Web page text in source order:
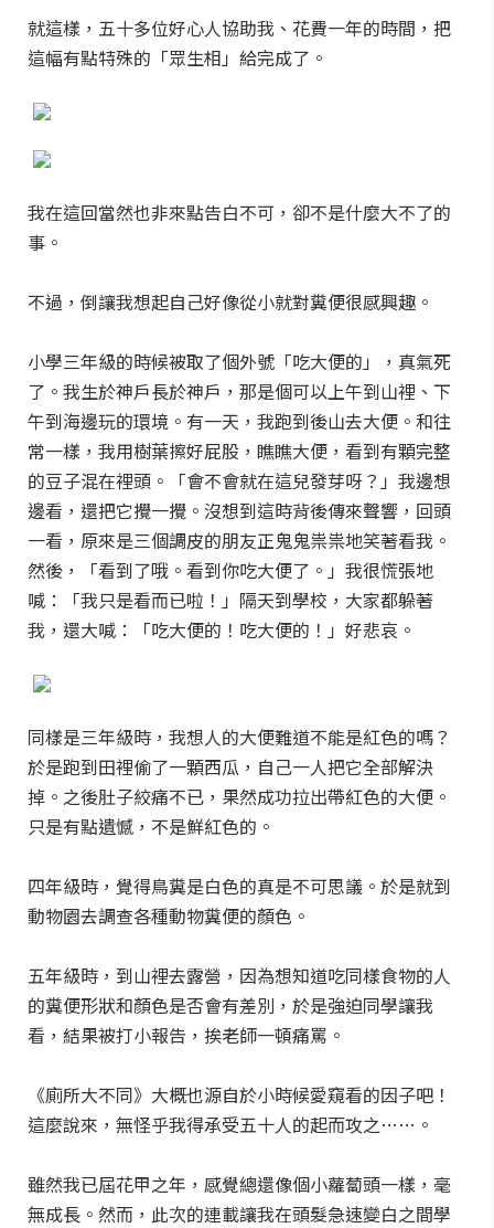
就這樣，五十多位好心人協助我、花費一年的時間，把
這幅有點特殊的「眾生相」給完成了。
我在這回當然也非來點告白不可，卻不是什麼大不了的
事。
不過，倒讓我想起自己好像從小就對糞便很感興趣。
小學三年級的時候被取了個外號「吃大便的」，真氣死
了。我生於神戶長於神戶，那是個可以上午到山裡、下
午到海邊玩的環境。有一天，我跑到後山去大便。和往
常一樣，我用樹葉擦好屁股，瞧瞧大便，看到有顆完整
的豆子混在裡頭。「會不會就在這兒發芽呀？」我邊想
邊看，還把它攪一攪。沒想到這時背後傳來聲響，回頭
一看，原來是三個調皮的朋友正鬼鬼祟祟地笑著看我。
然後，「看到了哦。看到你吃大便了。」我很慌張地
喊：「我只是看而已啦！」隔天到學校，大家都躲著
我，還大喊：「吃大便的！吃大便的！」好悲哀。
同樣是三年級時，我想人的大便難道不能是紅色的嗎？
於是跑到田裡偷了一顆西瓜，自己一人把它全部解決
掉。之後肚子絞痛不已，果然成功拉出帶紅色的大便。
只是有點遺憾，不是鮮紅色的。
四年級時，覺得鳥糞是白色的真是不可思議。於是就到
動物園去調查各種動物糞便的顏色。
五年級時，到山裡去露營，因為想知道吃同樣食物的人
的糞便形狀和顏色是否會有差別，於是強迫同學讓我
看，結果被打小報告，挨老師一頓痛罵。
《廁所大不同》大概也源自於小時候愛窺看的因子吧！
這麼說來，無怪乎我得承受五十人的起而攻之……。
雖然我已屆花甲之年，感覺總還像個小蘿蔔頭一樣，毫
無成長。然而，此次的連載讓我在頭髮急速變白之間學